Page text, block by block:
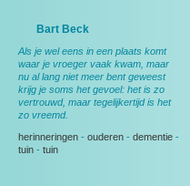
Bart Beck
Als je wel eens in een plaats komt
waar je vroeger vaak kwam, maar
nu al lang niet meer bent geweest
krijg je soms het gevoel: het is zo
vertrouwd, maar tegelijkertijd is het
zo vreemd.
herinneringen - ouderen - dementie -
tuin - tuin